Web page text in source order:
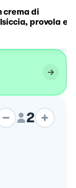
crema di
provola e
2